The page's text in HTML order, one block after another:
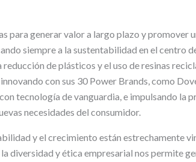
para generar valor a largo plazo y promover
siempre a la sustentabilidad en el centro
de plásticos y el uso de resinas
con sus 30 Power Brands, como
tecnología de vanguardia, e impulsando la
necesidades del consumidor.
y el crecimiento están estrechamente
diversidad y ética empresarial nos permite